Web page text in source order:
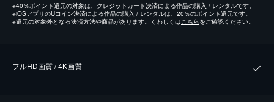
※40％ポイント還元の対象は、クレジットカード決済による作品の購入 / レンタルです。
※iOSアプリのUコイン決済による作品の購入 / レンタルは、20％のポイント還元です。
※還元の対象外となる決済方法や商品があります。くわしくはこちらをご確認ください。
フルHD画質 / 4K画質